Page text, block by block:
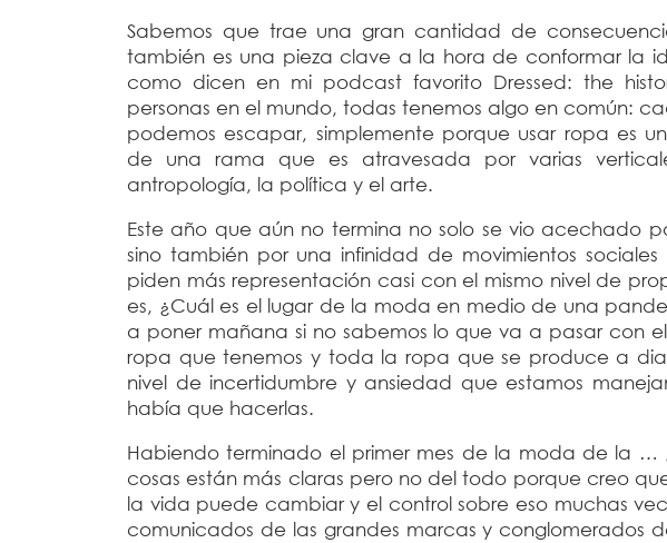
Sabemos que trae una gran cantidad de
también es una pieza clave a la hora de conformar la
como dicen en mi podcast favorito Dressed: the
personas en el mundo, todas tenemos algo en común:
podemos escapar, simplemente porque usar ropa es
de una rama que es atravesada por varias
antropología, la política y el arte.
Este año que aún no termina no solo se vio acechado
sino también por una infinidad de movimientos
piden más representación casi con el mismo nivel de
es, ¿Cuál es el lugar de la moda en medio de una
a poner mañana si no sabemos lo que va a pasar con
ropa que tenemos y toda la ropa que se produce a
nivel de incertidumbre y ansiedad que estamos
había que hacerlas.
Habiendo terminado el primer mes de la moda de la …
cosas están más claras pero no del todo porque creo
la vida puede cambiar y el control sobre eso muchas
comunicados de las grandes marcas y conglomerados